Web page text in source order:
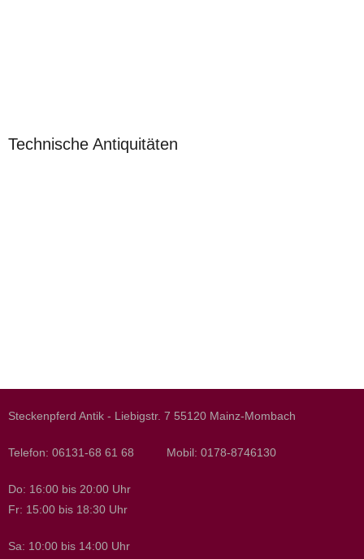
Technische Antiquitäten
Steckenpferd Antik - Liebigstr. 7 55120 Mainz-Mombach
Telefon: 06131-68 61 68 Mobil: 0178-8746130
Do: 16:00 bis 20:00 Uhr
Fr: 15:00 bis 18:30 Uhr
Sa: 10:00 bis 14:00 Uhr